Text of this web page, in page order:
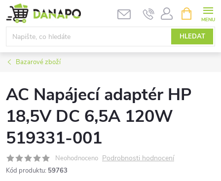
Přejít
na
obsah
HLEDAT
NÁKUPNÍ
KOŠÍK
Bazarové zboží
AC Napájecí adaptér HP
18,5V DC 6,5A 120W
519331-001
Neohodnoceno Podrobnosti hodnocení
Kód produktu: 59763